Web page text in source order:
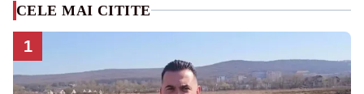
CELE MAI CITITE
1